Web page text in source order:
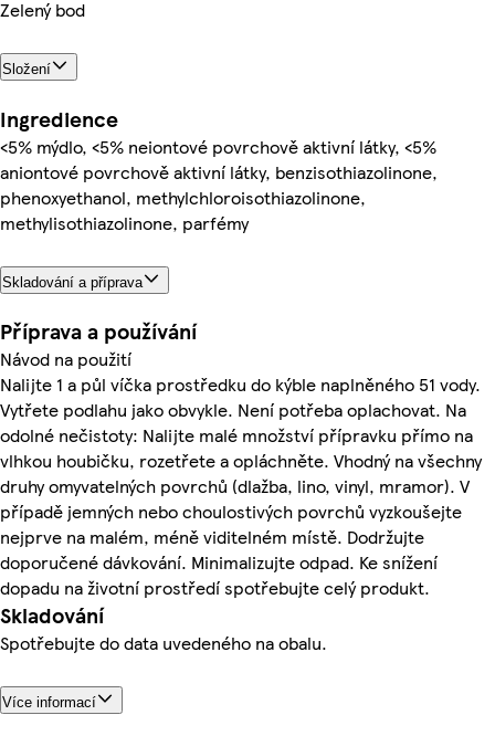
Zelený bod
Složení
Ingredience
<5% mýdlo, <5% neiontové povrchově aktivní látky, <5%
aniontové povrchově aktivní látky, benzisothiazolinone,
phenoxyethanol, methylchloroisothiazolinone,
methylisothiazolinone, parfémy
Skladování a příprava
Příprava a používání
Návod na použití
Nalijte 1 a půl víčka prostředku do kýble naplněného 51 vody.
Vytřete podlahu jako obvykle. Není potřeba oplachovat. Na
odolné nečistoty: Nalijte malé množství přípravku přímo na
vlhkou houbičku, rozetřete a opláchněte. Vhodný na všechny
druhy omyvatelných povrchů (dlažba, lino, vinyl, mramor). V
případě jemných nebo choulostivých povrchů vyzkoušejte
nejprve na malém, méně viditelném místě. Dodržujte
doporučené dávkování. Minimalizujte odpad. Ke snížení
dopadu na životní prostředí spotřebujte celý produkt.
Skladování
Spotřebujte do data uvedeného na obalu.
Více informací